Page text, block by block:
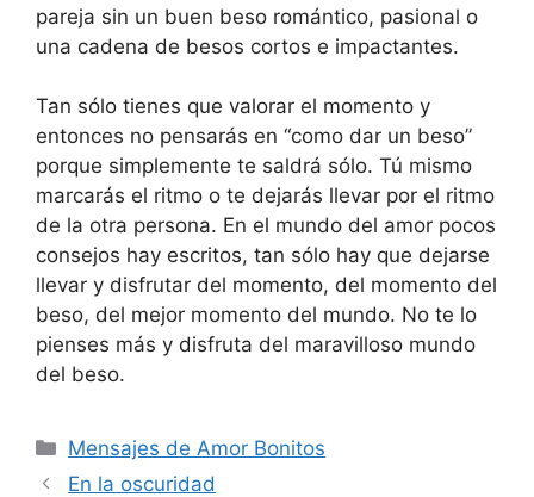
pareja sin un buen beso romántico, pasional o
una cadena de besos cortos e impactantes.
Tan sólo tienes que valorar el momento y
entonces no pensarás en “como dar un beso”
porque simplemente te saldrá sólo. Tú mismo
marcarás el ritmo o te dejarás llevar por el ritmo
de la otra persona. En el mundo del amor pocos
consejos hay escritos, tan sólo hay que dejarse
llevar y disfrutar del momento, del momento del
beso, del mejor momento del mundo. No te lo
pienses más y disfruta del maravilloso mundo
del beso.
Categories
Mensajes de Amor Bonitos
En la oscuridad